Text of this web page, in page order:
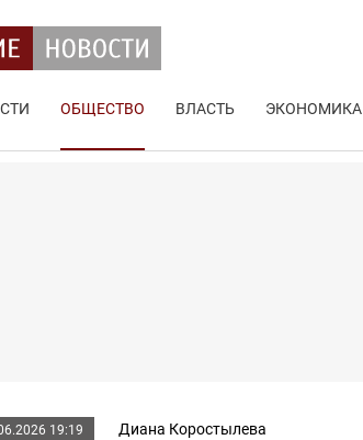
ОБЩЕСТВО ВЛАСТЬ ЭКОНОМИКА
19:19 Диана Коростылева